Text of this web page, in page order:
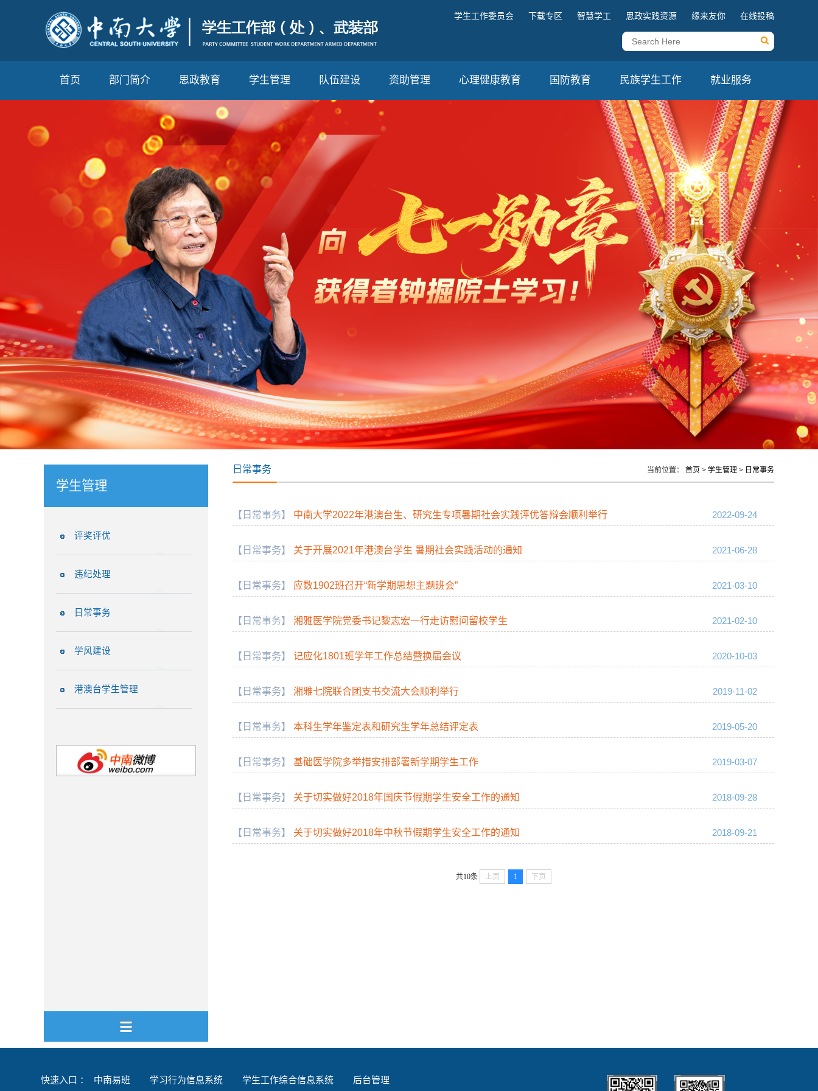
学生工作委员会 下载专区 智慧学工 思政实践资源 缘来友你 在线投稿
首页 部门简介 思政教育 学生管理 队伍建设 资助管理 心理健康教育 国防教育 民族学生工作 就业服务
学生管理
评奖评优
违纪处理
日常事务
学风建设
港澳台学生管理
日常事务 当前位置： 首页 > 学生管理 > 日常事务
【日常事务】 中南大学2022年港澳台生、研究生专项暑期社会实践评优答辩会顺利举行 2022-09-24
【日常事务】 关于开展2021年港澳台学生 暑期社会实践活动的通知 2021-06-28
【日常事务】 应数1902班召开“新学期思想主题班会” 2021-03-10
【日常事务】 湘雅医学院党委书记黎志宏一行走访慰问留校学生 2021-02-10
【日常事务】 记应化1801班学年工作总结暨换届会议 2020-10-03
【日常事务】 湘雅七院联合团支书交流大会顺利举行 2019-11-02
【日常事务】 本科生学年鉴定表和研究生学年总结评定表 2019-05-20
【日常事务】 基础医学院多举措安排部署新学期学生工作 2019-03-07
【日常事务】 关于切实做好2018年国庆节假期学生安全工作的通知 2018-09-28
【日常事务】 关于切实做好2018年中秋节假期学生安全工作的通知 2018-09-21
共10条 上页 1 下页
快速入口 ： 中南易班 学习行为信息系统 学生工作综合信息系统 后台管理